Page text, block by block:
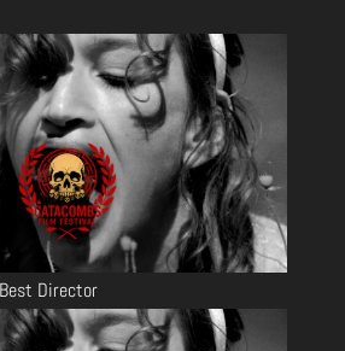
Director